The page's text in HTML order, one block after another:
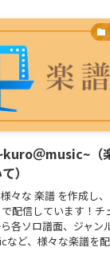
＠music~（
）
々な 楽譜 を作成し、
配信しています！チ
各ソロ譜面、ジャン
など、様々な楽譜を